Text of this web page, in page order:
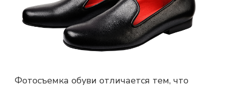
Фотосъемка обуви отличается тем, что